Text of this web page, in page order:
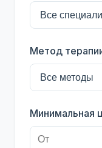
Метод
Минимальная